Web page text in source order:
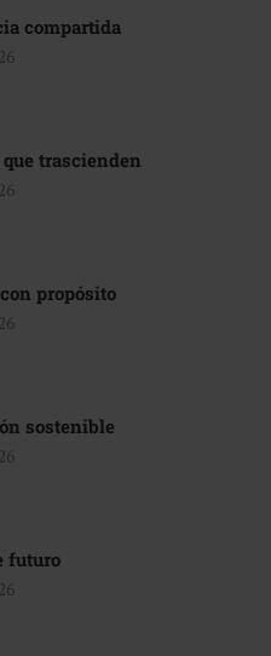
compartida
trascienden
propósito
sostenible
futuro